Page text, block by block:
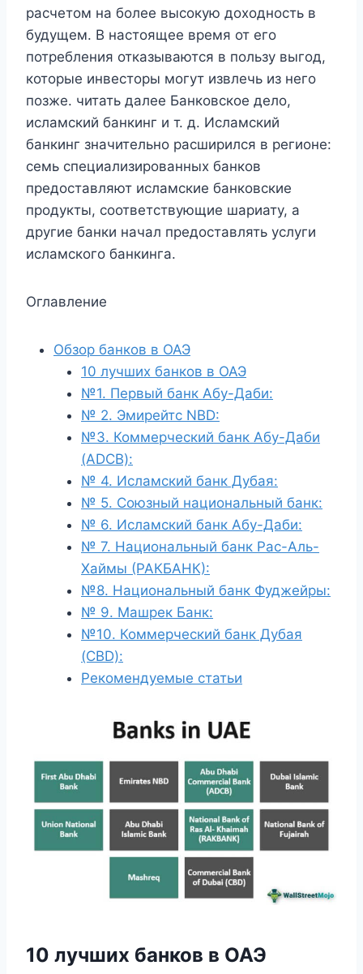
расчетом на более высокую доходность в
будущем. В настоящее время от его
потребления отказываются в пользу выгод,
которые инвесторы могут извлечь из него
позже. читать далее Банковское дело,
исламский банкинг и т. д. Исламский
банкинг значительно расширился в регионе:
семь специализированных банков
предоставляют исламские банковские
продукты, соответствующие шариату, а
другие банки начал предоставлять услуги
исламского банкинга.
Оглавление
Обзор банков в ОАЭ
10 лучших банков в ОАЭ
№1. Первый банк Абу-Даби:
№ 2. Эмирейтс NBD:
№3. Коммерческий банк Абу-Даби
(ADCB):
№ 4. Исламский банк Дубая:
№ 5. Союзный национальный банк:
№ 6. Исламский банк Абу-Даби:
№ 7. Национальный банк Рас-Аль-
Хаймы (РАКБАНК):
№8. Национальный банк Фуджейры:
№ 9. Машрек Банк:
№10. Коммерческий банк Дубая
(CBD):
Рекомендуемые статьи
10 лучших банков в ОАЭ